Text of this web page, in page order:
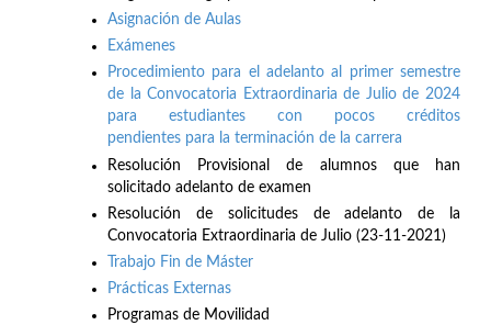
Asignación de Aulas
Exámenes
Procedimiento para el adelanto al primer semestre
de la Convocatoria Extraordinaria de Julio de 2024
para estudiantes con pocos créditos
pendientes para la terminación de la carrera
Resolución Provisional de alumnos que han
solicitado adelanto de examen
Resolución de solicitudes de adelanto de la
Convocatoria Extraordinaria de Julio (23-11-2021)
Trabajo Fin de Máster
Prácticas Externas
Programas de Movilidad